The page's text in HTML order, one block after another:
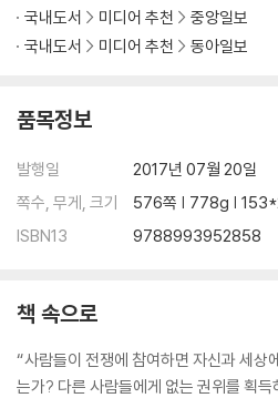
국내도서
미디어 추천
중앙일보
국내도서
미디어 추천 동아일보
품목정보
발행일
2017년 07월 20일
쪽수, 무게, 크기
576쪽 | 778g |
ISBN13
9788993952858
책 속으로
“사람들이 전쟁에 참여하면 자신과 세상
는가? 다른 사람들에게 없는 권위를 획득